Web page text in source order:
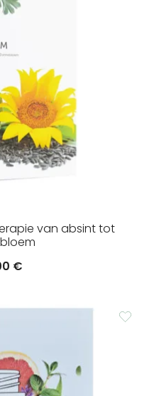
van absint tot
€